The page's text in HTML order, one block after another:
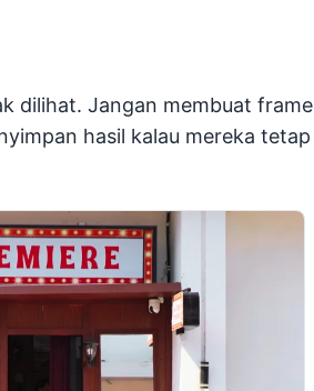
dilihat. Jangan membuat frame
hasil kalau mereka tetap